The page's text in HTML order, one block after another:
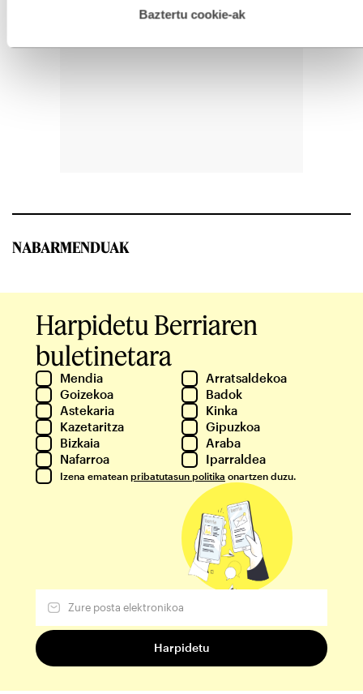
esplizitua ematen diguzu.Gehiago irakurri
Baztertu cookie-ak
NABARMENDUAK
Harpidetu Berriaren
buletinetara
Mendia
Arratsaldekoa
Goizekoa
Badok
Astekaria
Kinka
Kazetaritza
Gipuzkoa
Bizkaia
Araba
Nafarroa
Iparraldea
Izena ematean pribatutasun politika onartzen duzu.